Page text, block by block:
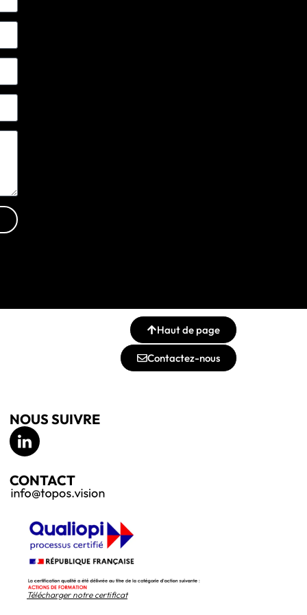
Haut de page
Contactez-nous
NOUS SUIVRE
CONTACT
Télécharger notre certificat